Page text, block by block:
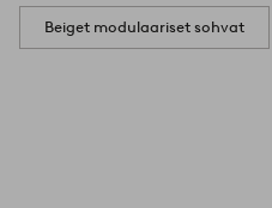
Beiget modulaariset sohvat